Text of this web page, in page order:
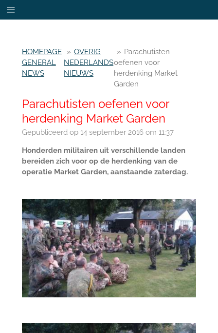
Ga
direct
hoofdinhoud
HOMEPAGE
GENERAL
NEWS
» OVERIG
NEDERLANDS
NIEUWS
» Parachutisten
oefenen voor
herdenking Market
Garden
Parachutisten oefenen voor
herdenking Market Garden
Gepubliceerd op 14 september 2016 om 11:37
Honderden militairen uit verschillende landen
bereiden zich voor op de herdenking van de
operatie Market Garden, aanstaande zaterdag.